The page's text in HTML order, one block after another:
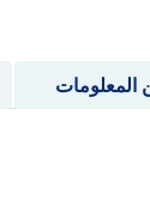
المعلومات